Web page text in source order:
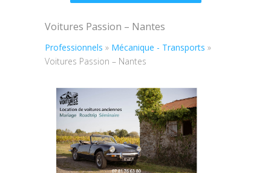
Voitures Passion – Nantes
Professionnels » Mécanique - Transports »
Voitures Passion – Nantes